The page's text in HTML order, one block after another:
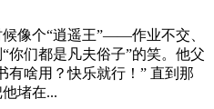
像个“逍遥王”——作业不交、
你们都是凡夫俗子”的笑。他父
有啥用？快乐就行！” 直到那
堵在...